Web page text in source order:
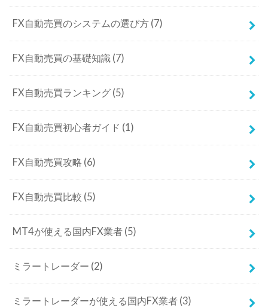
FX自動売買のシステムの選び方 (7)
FX自動売買の基礎知識 (7)
FX自動売買ランキング (5)
FX自動売買初心者ガイド (1)
FX自動売買攻略 (6)
FX自動売買比較 (5)
MT4が使える国内FX業者 (5)
ミラートレーダー (2)
ミラートレーダーが使える国内FX業者 (3)